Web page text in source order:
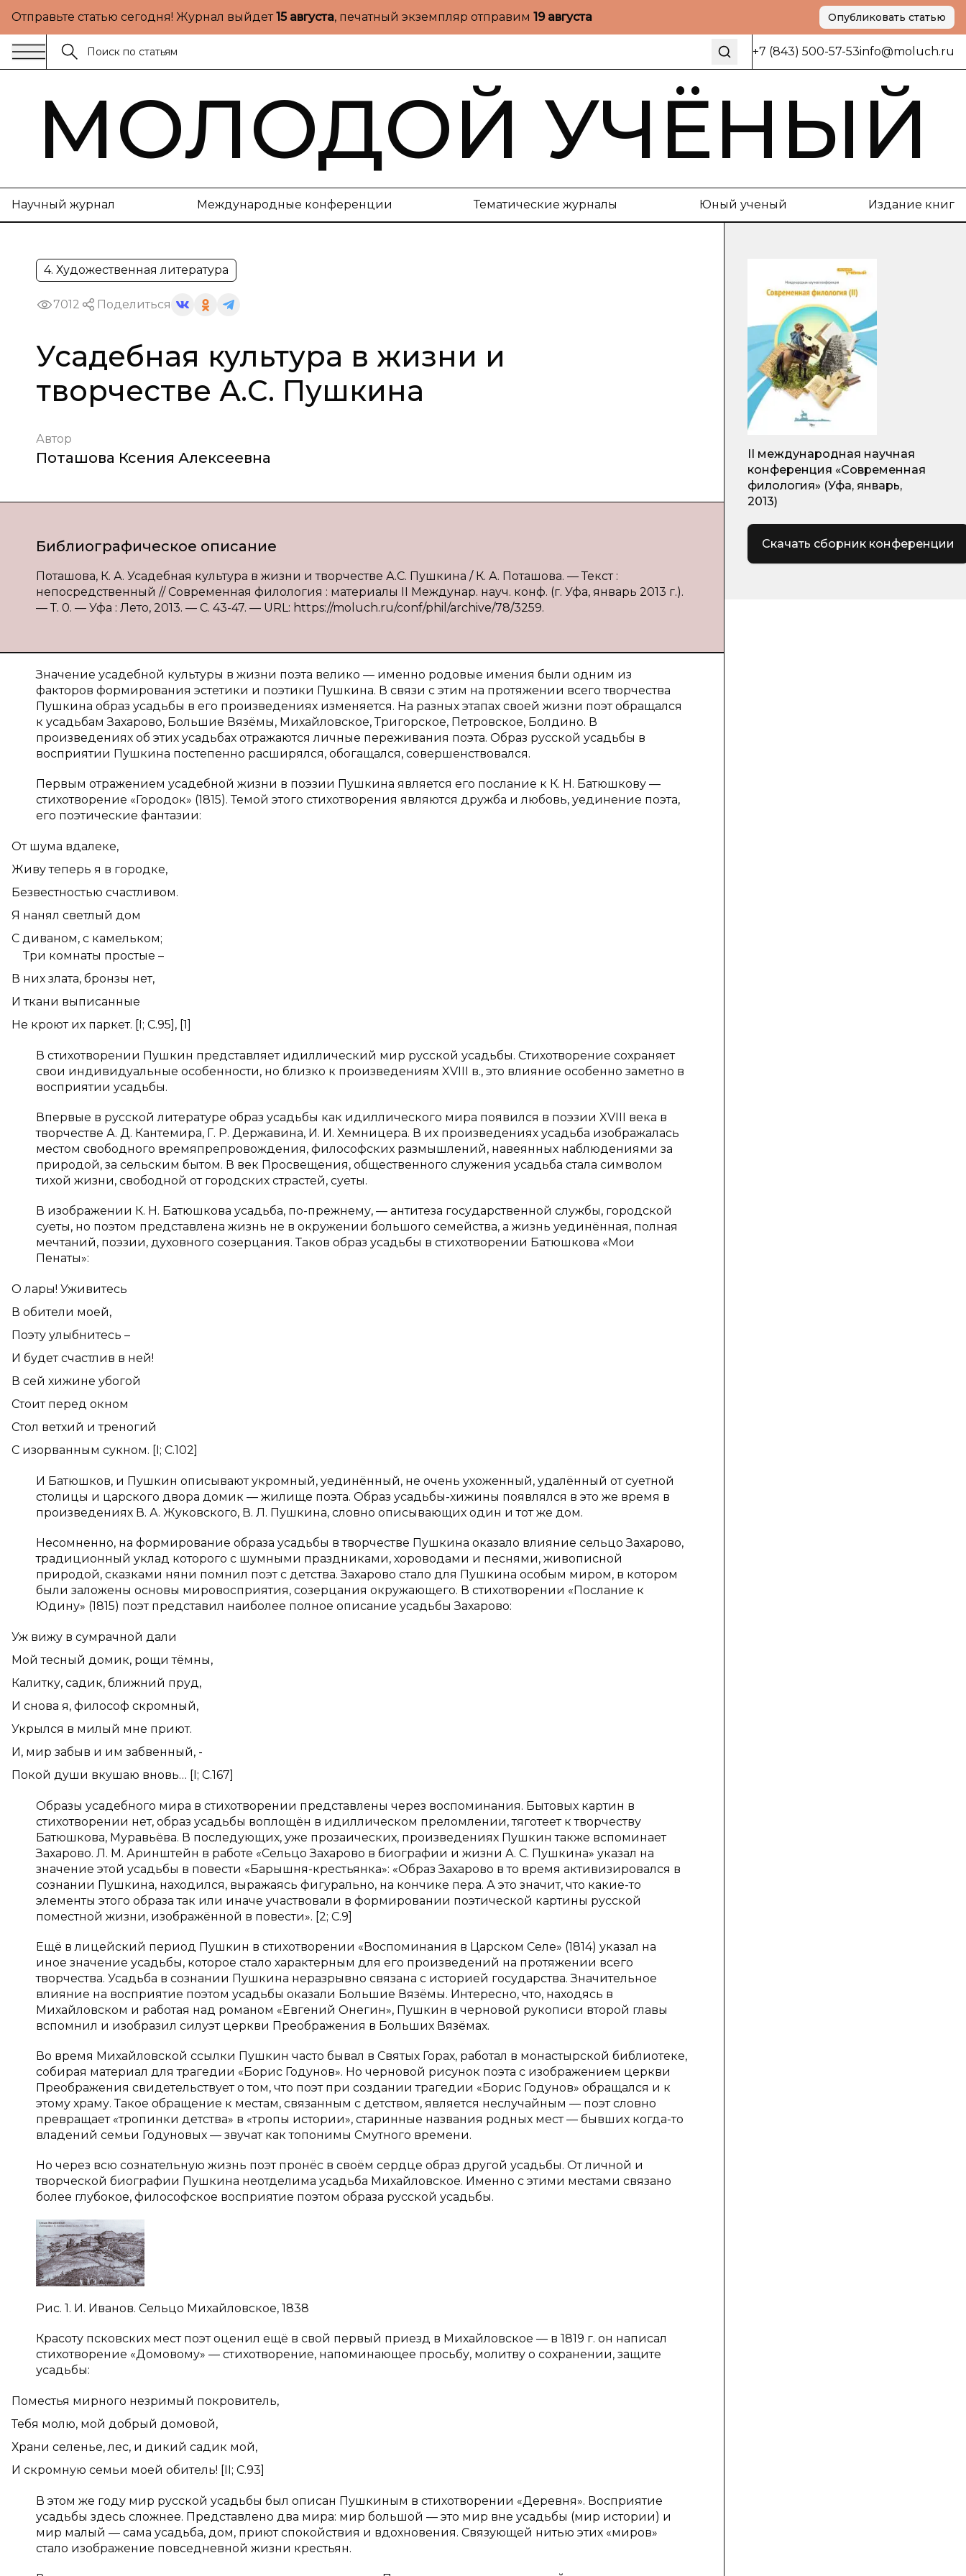
Отправьте статью сегодня! Журнал выйдет15 августа, печатный экземпляр отправим 19 августа Опубликовать статью
+7 (843) 500-57-53info@moluch.ru
МОЛОДОЙ УЧЁНЫЙ
Научный журнал Международные конференции Тематические журналы Юный ученый Издание книг
4. Художественная литература
7012 Поделиться
Усадебная культура в жизни и
творчестве А.С. Пушкина
Автор
Поташова Ксения Алексеевна
Библиографическое описание
Поташова, К. А. Усадебная культура в жизни и творчестве А.С. Пушкина / К. А. Поташова. — Текст :
непосредственный // Современная филология : материалы II Междунар. науч. конф. (г. Уфа, январь 2013 г.).
— Т. 0. — Уфа : Лето, 2013. — С. 43-47. — URL: https://moluch.ru/conf/phil/archive/78/3259.
Значение усадебной культуры в жизни поэта велико — именно родовые имения были одним из
факторов формирования эстетики и поэтики Пушкина. В связи с этим на протяжении всего творчества
Пушкина образ усадьбы в его произведениях изменяется. На разных этапах своей жизни поэт обращался
к усадьбам Захарово, Большие Вязёмы, Михайловское, Тригорское, Петровское, Болдино. В
произведениях об этих усадьбах отражаются личные переживания поэта. Образ русской усадьбы в
восприятии Пушкина постепенно расширялся, обогащался, совершенствовался.
Первым отражением усадебной жизни в поэзии Пушкина является его послание к К. Н. Батюшкову —
стихотворение «Городок» (1815). Темой этого стихотворения являются дружба и любовь, уединение поэта,
его поэтические фантазии:
От шума вдалеке,
Живу теперь я в городке,
Безвестностью счастливом.
Я нанял светлый дом
С диваном, с камельком;
Три комнаты простые –
В них злата, бронзы нет,
И ткани выписанные
Не кроют их паркет. [I; С.95], [1]
В стихотворении Пушкин представляет идиллический мир русской усадьбы. Стихотворение сохраняет
свои индивидуальные особенности, но близко к произведениям XVIII в., это влияние особенно заметно в
восприятии усадьбы.
Впервые в русской литературе образ усадьбы как идиллического мира появился в поэзии XVIII века в
творчестве А. Д. Кантемира, Г. Р. Державина, И. И. Хемницера. В их произведениях усадьба изображалась
местом свободного времяпрепровождения, философских размышлений, навеянных наблюдениями за
природой, за сельским бытом. В век Просвещения, общественного служения усадьба стала символом
тихой жизни, свободной от городских страстей, суеты.
В изображении К. Н. Батюшкова усадьба, по-прежнему, — антитеза государственной службы, городской
суеты, но поэтом представлена жизнь не в окружении большого семейства, а жизнь уединённая, полная
мечтаний, поэзии, духовного созерцания. Таков образ усадьбы в стихотворении Батюшкова «Мои
Пенаты»:
О лары! Уживитесь
В обители моей,
Поэту улыбнитесь –
И будет счастлив в ней!
В сей хижине убогой
Стоит перед окном
Стол ветхий и треногий
С изорванным сукном. [I; С.102]
И Батюшков, и Пушкин описывают укромный, уединённый, не очень ухоженный, удалённый от суетной
столицы и царского двора домик — жилище поэта. Образ усадьбы-хижины появлялся в это же время в
произведениях В. А. Жуковского, В. Л. Пушкина, словно описывающих один и тот же дом.
Несомненно, на формирование образа усадьбы в творчестве Пушкина оказало влияние сельцо Захарово,
традиционный уклад которого с шумными праздниками, хороводами и песнями, живописной
природой, сказками няни помнил поэт с детства. Захарово стало для Пушкина особым миром, в котором
были заложены основы мировосприятия, созерцания окружающего. В стихотворении «Послание к
Юдину» (1815) поэт представил наиболее полное описание усадьбы Захарово:
Уж вижу в сумрачной дали
Мой тесный домик, рощи тёмны,
Калитку, садик, ближний пруд,
И снова я, философ скромный,
Укрылся в милый мне приют.
И, мир забыв и им забвенный, -
Покой души вкушаю вновь… [I; С.167]
Образы усадебного мира в стихотворении представлены через воспоминания. Бытовых картин в
стихотворении нет, образ усадьбы воплощён в идиллическом преломлении, тяготеет к творчеству
Батюшкова, Муравьёва. В последующих, уже прозаических, произведениях Пушкин также вспоминает
Захарово. Л. М. Аринштейн в работе «Сельцо Захарово в биографии и жизни А. С. Пушкина» указал на
значение этой усадьбы в повести «Барышня-крестьянка»: «Образ Захарово в то время активизировался в
сознании Пушкина, находился, выражаясь фигурально, на кончике пера. А это значит, что какие-то
элементы этого образа так или иначе участвовали в формировании поэтической картины русской
поместной жизни, изображённой в повести». [2; С.9]
Ещё в лицейский период Пушкин в стихотворении «Воспоминания в Царском Селе» (1814) указал на
иное значение усадьбы, которое стало характерным для его произведений на протяжении всего
творчества. Усадьба в сознании Пушкина неразрывно связана с историей государства. Значительное
влияние на восприятие поэтом усадьбы оказали Большие Вязёмы. Интересно, что, находясь в
Михайловском и работая над романом «Евгений Онегин», Пушкин в черновой рукописи второй главы
вспомнил и изобразил силуэт церкви Преображения в Больших Вязёмах.
Во время Михайловской ссылки Пушкин часто бывал в Святых Горах, работал в монастырской библиотеке,
собирая материал для трагедии «Борис Годунов». Но черновой рисунок поэта с изображением церкви
Преображения свидетельствует о том, что поэт при создании трагедии «Борис Годунов» обращался и к
этому храму. Такое обращение к местам, связанным с детством, является неслучайным — поэт словно
превращает «тропинки детства» в «тропы истории», старинные названия родных мест — бывших когда-то
владений семьи Годуновых — звучат как топонимы Смутного времени.
Но через всю сознательную жизнь поэт пронёс в своём сердце образ другой усадьбы. От личной и
творческой биографии Пушкина неотделима усадьба Михайловское. Именно с этими местами связано
более глубокое, философское восприятие поэтом образа русской усадьбы.
Рис. 1. И. Иванов. Сельцо Михайловское, 1838
Красоту псковских мест поэт оценил ещё в свой первый приезд в Михайловское — в 1819 г. он написал
стихотворение «Домовому» — стихотворение, напоминающее просьбу, молитву о сохранении, защите
усадьбы:
Поместья мирного незримый покровитель,
Тебя молю, мой добрый домовой,
Храни селенье, лес, и дикий садик мой,
И скромную семьи моей обитель! [
; С.93]
В этом же году мир русской усадьбы был описан Пушкиным в стихотворении «Деревня». Восприятие
усадьбы здесь сложнее. Представлено два мира: мир большой — это мир вне усадьбы (мир истории) и
мир малый — сама усадьба, дом, приют спокойствия и вдохновения. Связующей нитью этих «миров»
стало изображение повседневной жизни крестьян.
II международная научная
конференция «Современная
филология» (Уфа, январь,
2013)
Скачать сборник конференции